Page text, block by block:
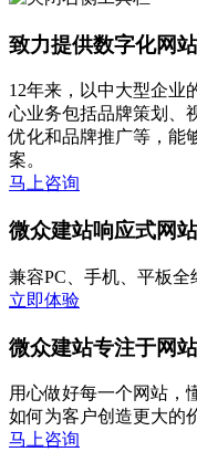
致力提供数字化网
12年来，以中大型企业
心业务包括品牌策划、
优化和品牌推广等，能
案。
马上咨询
微众建站响应式网
兼容PC、手机、平板
立即体验
微众建站专注于网
用心做好每一个网站，
如何为客户创造更大的
马上咨询